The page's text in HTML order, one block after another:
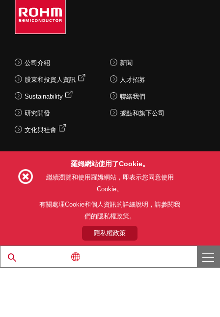
公司介紹
股東和投資人資訊
Sustainability
研究開發
文化與社會
新聞
人才招募
聯絡我們
據點和旗下公司
利用目的 隱私權政策
關於本公司產品銷售之標準條款(PDF)
© 1997 - 2026 ROHM CO., LTD. ALL RIGHTS RESERVED.
羅姆網站使用了Cookie。
繼續瀏覽和使用羅姆網站，即表示您同意使用
Cookie。
有關處理Cookie和個人資訊的詳細說明，請參閱我
們的隱私權政策。
隱私權政策